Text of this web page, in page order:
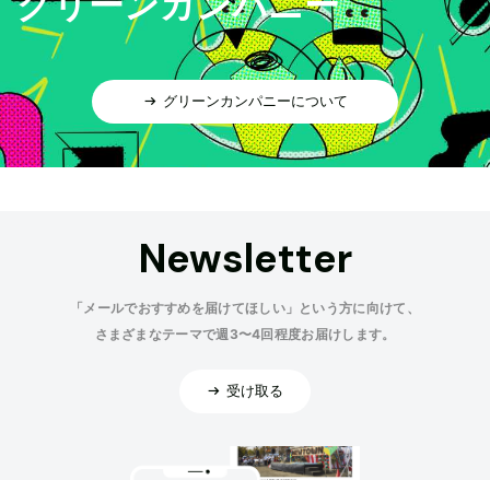
グリーンカンパニーについて
Newsletter
「メールでおすすめを届けてほしい」という方に向けて、
さまざまなテーマで週3〜4回程度お届けします。
受け取る